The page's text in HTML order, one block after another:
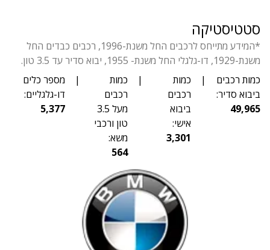
סטטיסטיקה
*המידע מתייחס לרכבים החל משנת-1996, רכבים כבדים החל
משנת-1929, דו-גלגלי החל משנת- 1955, יבוא סדיר עד 3.5 טון.
כמות רכבים
ביבוא סדיר:
49,965
|
כמות
רכבים
ביבוא
אישי:
3,301
|
כמות
רכבים
מעל 3.5
טון ורכבי
משא:
564
|
מספר כלים
דו-גלגליים:
5,377